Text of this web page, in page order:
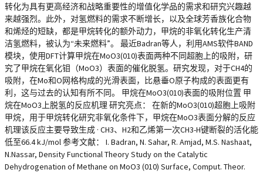
转化为具有更高经济和战略重要性的增值化学品的需求和研究兴趣越
来越强烈。此外，对氢燃料的需求不断增长，以及全球芳香族化合物
和烯烃的短缺，都是甲烷转化的额外动力，甲烷的非氧化转化生产清
洁氢燃料，被认为“未来燃料”。 最近Badran等人，利用AMS软件BAND
模块，使用DFT计算甲烷在MoO3(010)表面两种不同超胞上的吸附，研
究了甲烷在氧化钼（MoO3）表面的催化脱氢。研究发现，对于CH4的
吸附，在Mo和O网格构成的光滑表面，比悬垂O原子构成的表面更有
利，这与过去的认知有所不同。 甲烷在MoO3(010)表面的吸附位置 甲
烷在MoO3上脱氢的反应机理 研究亮点： 在新的MoO3(010)超胞上吸附
甲烷，用于甲烷转化研究非氧化条件下，甲烷在MoO3表面分解的反应
机理该反应主要导致生成 · CH3、H2和乙烯第一次CH3-H键断裂的活化能
低至66.4 kJ/mol 参考文献： I. Badran, N. Sahar, R. Amjad, M.S. Nashaat,
N.Nassar, Density Functional Theory Study on the Catalytic
Dehydrogenation of Methane on MoO3 (010) Surface, Comput. Theor.